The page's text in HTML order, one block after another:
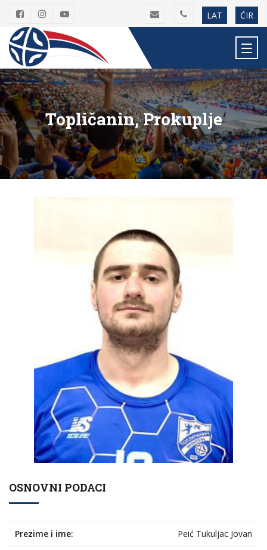
LAT ĆIR
Topličanin, Prokuplje
OSNOVNI PODACI
Prezime i ime: Peić Tukuljac Jovan